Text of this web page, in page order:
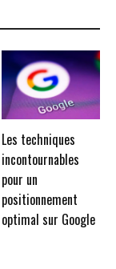
Les techniques
incontournables
pour un
positionnement
optimal sur Google